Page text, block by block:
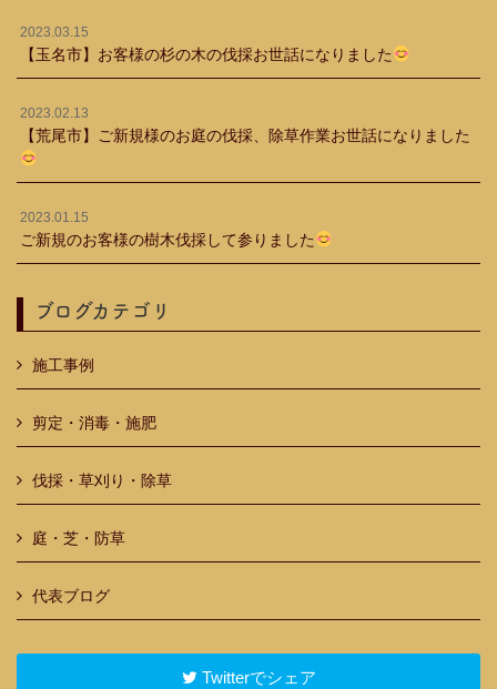
2023.03.15
【玉名市】お客様の杉の木の伐採お世話になりました
2023.02.13
【荒尾市】ご新規様のお庭の伐採、除草作業お世話になりました
2023.01.15
ご新規のお客様の樹木伐採して参りました
ブログカテゴリ
施工事例
剪定・消毒・施肥
伐採・草刈り・除草
庭・芝・防草
代表ブログ
Twitterでシェア